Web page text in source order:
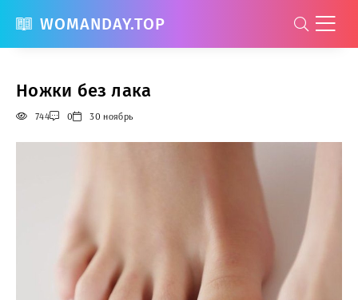
WOMANDAY.TOP
Ножки без лака
744 0 30 ноябрь